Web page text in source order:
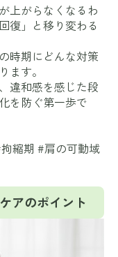
上がらなくなるわ
復」と移り変わる
時期にどんな対策
ます。
違和感を感じた段
を防ぐ第一歩で
縮期 #肩の可動域
アのポイント